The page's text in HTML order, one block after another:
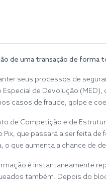
de uma transação de forma
seus processos de
de Devolução
casos de fraude, golpe e
de Competição e de
que passará a ser feita
o que aumenta a chance de
é instantaneamente
também. Depois do